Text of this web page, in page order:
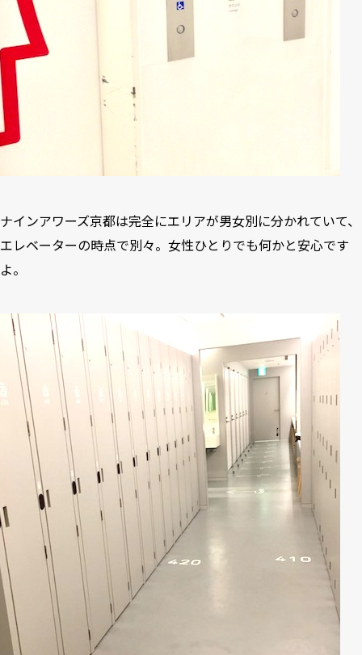
ナインアワーズ京都は完全にエリアが男女別に分かれていて、
エレベーターの時点で別々。女性ひとりでも何かと安心です
よ。